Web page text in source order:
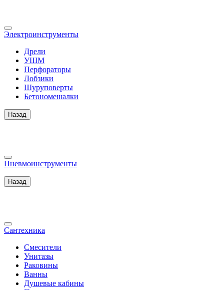
Электроинструменты
Дрели
УШМ
Перфораторы
Лобзики
Шуруповерты
Бетономешалки
Назад
Пневмоинструменты
Назад
Сантехника
Смесители
Унитазы
Раковины
Ванны
Душевые кабины